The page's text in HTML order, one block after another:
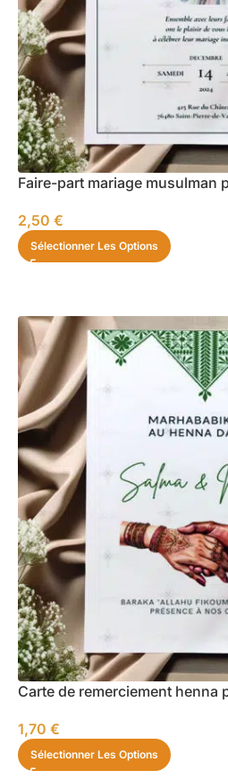
Faire-part mariage musulman
2,50 €
Sélectionner Les Options
Carte de remerciement henna
1,70 €
Sélectionner Les Options